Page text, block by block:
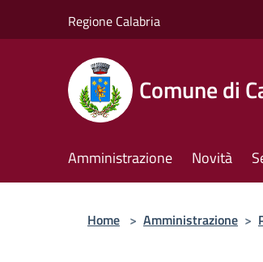
Regione Calabria
Comune di
Amministrazione Novità
Home > Amministrazione >